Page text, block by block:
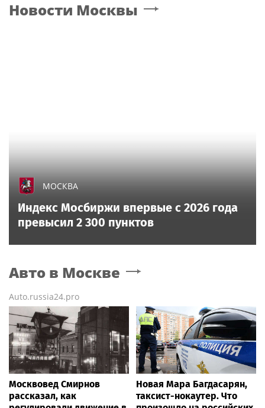
Новости Москвы
МОСКВА
Индекс Мосбиржи впервые с 2026 года
превысил 2 300 пунктов
Авто в Москве
Auto.russia24.pro
Москвовед Смирнов
рассказал, как
Новая Мара Багдасарян,
таксист-нокаутер. Что